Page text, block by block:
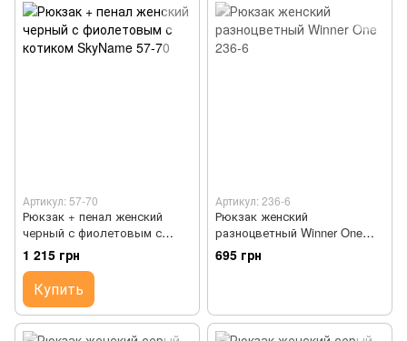
Артикул: 57-70
Рюкзак + пенал женский
черный с фиолетовым с
котиком SkyName 57-70
1 215 грн
Купить
Артикул: 236-6
Рюкзак женский
разноцветный Winner One
236-6
695 грн